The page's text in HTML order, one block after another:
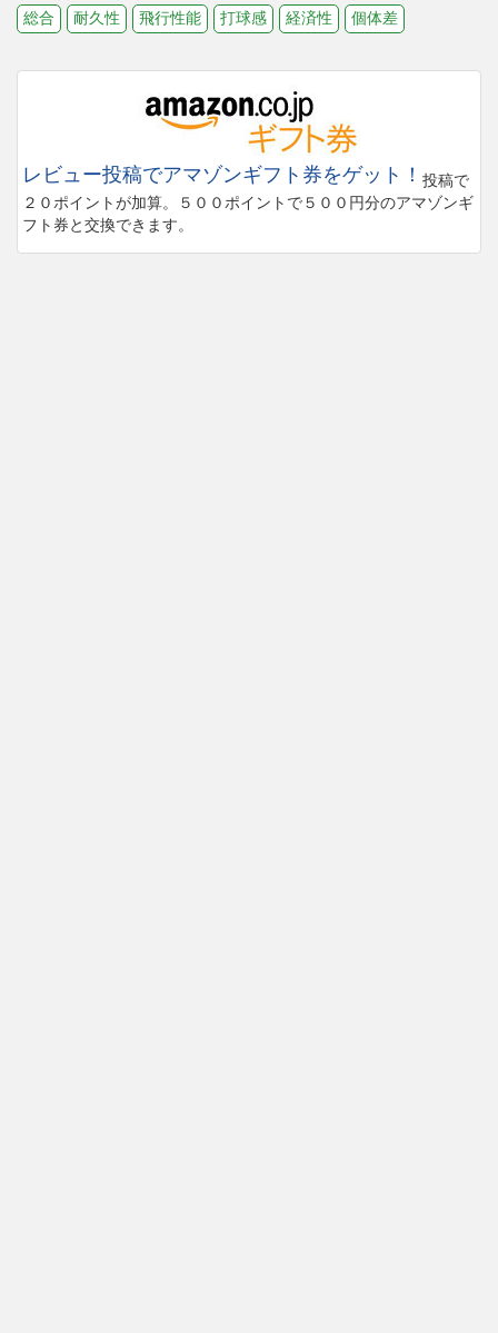
総合
耐久性 飛行性能 打球感 経済性 個体差
レビュー投稿でアマゾンギフト券をゲット！ 投稿で
２０ポイントが加算。５００ポイントで５００円分のアマゾンギ
フト券と交換できます。